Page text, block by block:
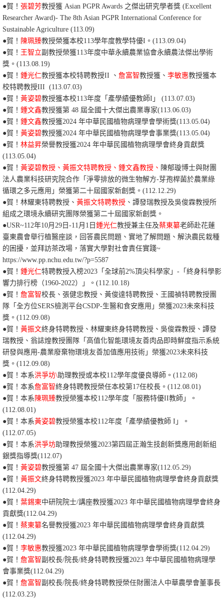
●賀！ 張碧芳教授獲 Asian PGPR Awards 之傑出研究學者獎 (Excellent
Researcher Award)- The 8th Asian PGPR International Conference for
Sustainable Agriculture (113.09)
●賀！ 陳珮臻教授榮獲本校113學年度教學特優I。 (113.09.04)
●賀！ 王智立副教授榮獲113年度中華永續農業協會永續農法傑出學術
獎。 (113.08.19)
●賀！ 鍾光仁教授獲本校特聘教授II 、 詹富智教授獲、 李敏惠教授獲本
校特聘教授III (113.07.03)
●賀！ 黃姿碧教授獲本校113年度「產學績優教師I」 (113.07.03)
●賀！ 鍾文鑫教授獲第 48 屆全國十大傑出農業專家(113.06.03)
●賀！ 鍾文鑫教授獲2024 年中華民國植物病理學會學術獎(113.05.04)
●賀！ 黃姿碧教授獲2024 年中華民國植物病理學會事業獎(113.05.04)
●賀！ 林益昇榮譽教授獲2024 年中華民國植物病理學會終身貢獻獎
(113.05.04)
●賀！ 黃姿碧教授、黃振文特聘教授、鍾文鑫教授、 陳郁璇博士與財團
法人農業科技研究院合作「淨零排放的微生物解方-芽孢桿菌於農業綠
循環之多元應用」榮獲第二十屆國家新創獎。 (112.12.29)
●賀！林耀東特聘教授、 黃振文特聘教授 、譚發瑞教授及吳俊霖教授所
組成之環境永續研究團隊榮獲第二十屆國家新創獎。
●USR~112年10月29日-11月1日 鍾光仁教授兼主任及蔡東纂老師赴花蓮
臺東農會舉行植醫座談，回答農民問題、實地了解問題、解決農民栽種
的困擾，並拜訪茶改場，落實大學對社會責任實踐~
https://www.pp.nchu.edu.tw/?p=5587
●賀！ 鍾光仁特聘教授入榜2023「全球前2%頂尖科學家」-「終身科學影
響力排行榜（1960-2022）」。(112.10.18)
●賀！ 詹富智校長、 張健忠教授、黃俊達特聘教授、王國禎特聘教授團
隊「全方位SERS檢測平台CSDP-生醫和食安應用 」榮獲2023未來科技
獎。(112.09.08)
●賀！ 黃振文終身特聘教授、林耀東終身特聘教授、吳俊霖教授、譚發
瑞教授、翁誌煌教授團隊「高值化智能環境友善肉品即時鮮度指示系統
研發與應用-農業廢棄物環境友善加值應用技術 」榮獲2023未來科技
獎。(112.09.08)
●賀！本系洪爭坊\助理教授或本校112學年度優良導師。(112.08)
●賀！本系詹富智終身特聘教授榮任本校第17任校長。(112.08.01)
●賀！本系 陳珮臻教授榮獲本校112學年度「服務特優II教師」。
(112.08.01)
●賀！本系黃姿碧教授榮獲本校112年度「產學績優教師 I」。
(112.07.05)
●賀！本系洪爭坊助理教授榮獲2023第四屆正瀚生技創新獎應用創新組
銀獎指導獎(112.07)
●賀！ 黃姿碧教授獲第 47 屆全國十大傑出農業專家(112.05.29)
●賀！ 黃振文終身特聘教授獲2023 年中華民國植物病理學會終身貢獻獎
(112.04.29)
●賀！ 葉錫東中研院院士/講座教授獲2023 年中華民國植物病理學會終身
貢獻獎(112.04.29)
●賀！ 蔡東纂名譽教授獲2023 年中華民國植物病理學會終身貢獻獎
(112.04.29)
●賀！ 李敏惠教授獲2023 年中華民國植物病理學會學術獎(112.04.29)
●賀！ 詹富智副校長/院長/終身特聘教授獲2023 年中華民國植物病理學
會事業獎(112.04.29)
●賀！ 詹富智副校長/院長/終身特聘教授榮任財團法人中華農學會董事長
(112.03.23)